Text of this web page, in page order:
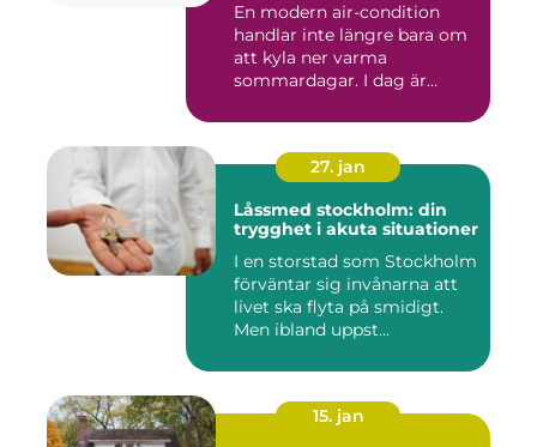
En modern air-condition
handlar inte längre bara om
att kyla ner varma
sommardagar. I dag är
27. jan
Låssmed stockholm: din
trygghet i akuta situationer
I en storstad som Stockholm
förväntar sig invånarna att
livet ska flyta på smidigt.
Men ibland uppst...
15. jan